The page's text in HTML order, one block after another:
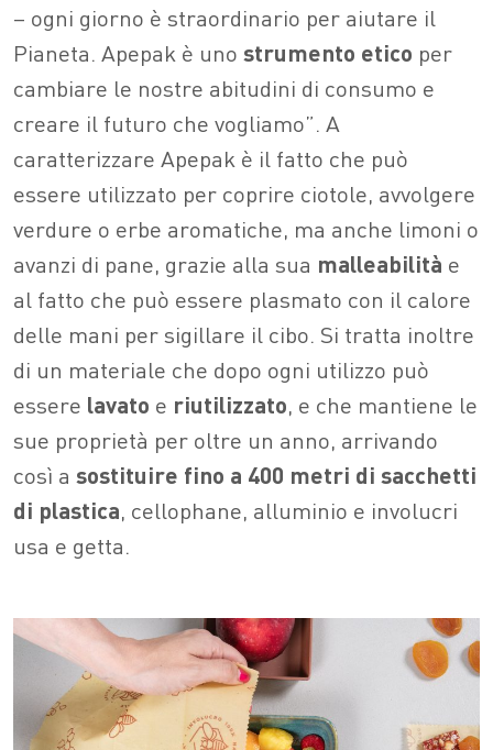
– ogni giorno è straordinario per aiutare il
Pianeta. Apepak è uno strumento etico per
cambiare le nostre abitudini di consumo e
creare il futuro che vogliamo”. A
caratterizzare Apepak è il fatto che può
essere utilizzato per coprire ciotole, avvolgere
verdure o erbe aromatiche, ma anche limoni o
avanzi di pane, grazie alla sua malleabilità e
al fatto che può essere plasmato con il calore
delle mani per sigillare il cibo. Si tratta inoltre
di un materiale che dopo ogni utilizzo può
essere lavato e riutilizzato, e che mantiene le
sue proprietà per oltre un anno, arrivando
così a sostituire fino a 400 metri di sacchetti
di plastica, cellophane, alluminio e involucri
usa e getta.